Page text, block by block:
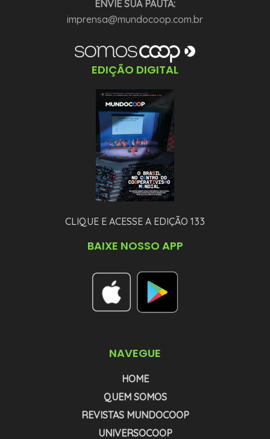
ENVIE SUA PAUTA:
imprensa@mundocoop.com.br
EDIÇÃO DIGITAL
CLIQUE E ACESSE A EDIÇÃO 133
BAIXE NOSSO APP
NAVEGUE
HOME
QUEM SOMOS
REVISTAS MUNDOCOOP
UNIVERSOCOOP